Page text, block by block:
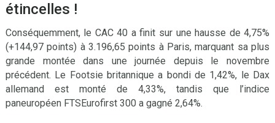
étincelles !
Conséquemment, le CAC 40 a finit sur une hausse de 4,75%
(+144,97 points) à 3.196,65 points à Paris, marquant sa plus
grande montée dans une journée depuis le novembre
précédent. Le Footsie britannique a bondi de 1,42%, le Dax
allemand est monté de 4,33%, tandis que l’indice
paneuropéen FTSEurofirst 300 a gagné 2,64%.